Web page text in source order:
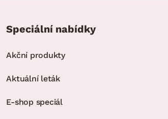
Speciální nabídky
Akční produkty
Aktuální leták
E-shop speciál